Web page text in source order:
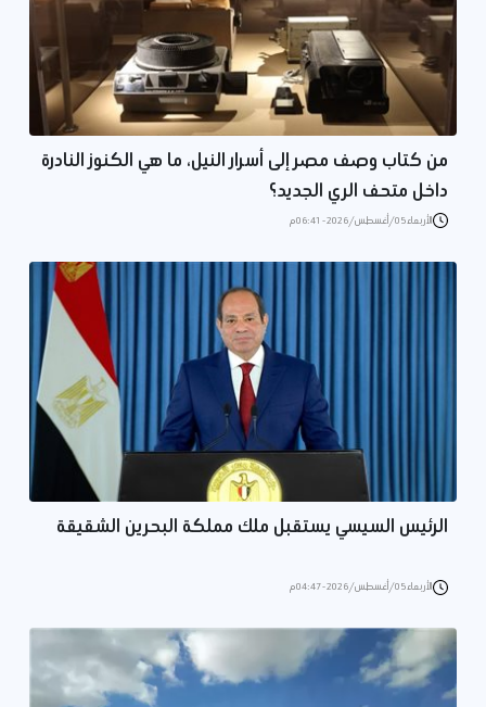
من كتاب وصف مصر إلى أسرار النيل، ما هي الكنوز النادرة
داخل متحف الري الجديد؟
الأربعاء 05/أغسطس/2026 - 06:41 م
الرئيس السيسي يستقبل ملك مملكة البحرين الشقيقة
الأربعاء 05/أغسطس/2026 - 04:47 م